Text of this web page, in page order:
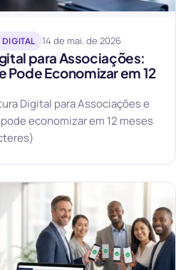
14 de mai. de 2026
para Associações:
Pode Economizar em 12
Digital para Associações e
economizar em 12 meses